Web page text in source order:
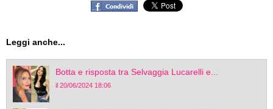
Leggi anche...
Botta e risposta tra Selvaggia Lucarelli e...
il 20/06/2024 18:06